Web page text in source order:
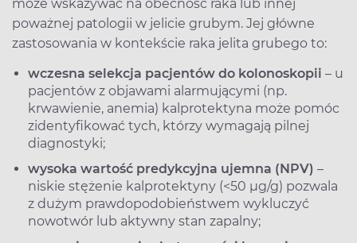
może wskazywać na obecność raka lub innej
poważnej patologii w jelicie grubym. Jej główne
zastosowania w kontekście raka jelita grubego to:
wczesna selekcja pacjentów do kolonoskopii – u
pacjentów z objawami alarmującymi (np.
krwawienie, anemia) kalprotektyna może pomóc
zidentyfikować tych, którzy wymagają pilnej
diagnostyki;
wysoka wartość predykcyjna ujemna (NPV) –
niskie stężenie kalprotektyny (<50 µg/g) pozwala
z dużym prawdopodobieństwem wykluczyć
nowotwór lub aktywny stan zapalny;